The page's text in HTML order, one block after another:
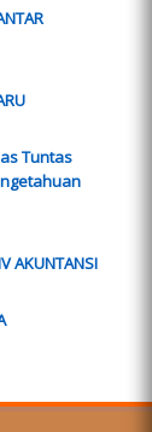
Tuntas
AKUNTANSI